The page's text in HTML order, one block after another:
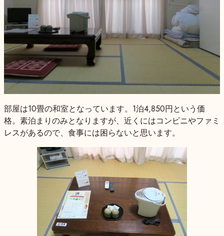
部屋は10畳の和室となっています。1泊4,850円という価
格。素泊まりのみとなりますが、近くにはコンビニやファミ
レスがあるので、食事には困らないと思います。